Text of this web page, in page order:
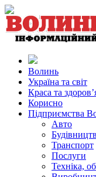
Волинь
Україна та світ
Краса та
Корисно
Підприємства
Авто
Транспорт
Послуги
Техніка,